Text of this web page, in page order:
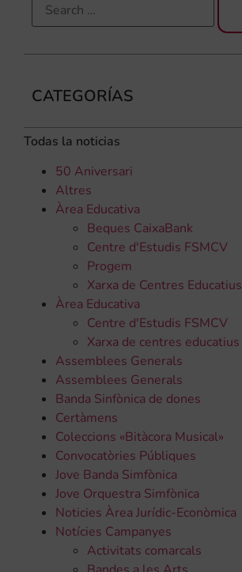
CATEGORÍAS
Todas la noticias
50 Aniversari
Altres
Àrea Educativa
Beques CaixaBank
Centre d'Estudis FSMCV
Progem
Xarxa de Centres Educatius
Àrea Educativa
Centre d'Estudis FSMCV
Xarxa de centres educatius
Assemblees Generals
Assemblees Generals
Banda Sinfònica de dones
Certàmens
Coleccions «Bitàcora Musical»
Convocatòries Públiques
Jove Banda Simfònica
Jove Orquestra Simfònica
Noticies Àrea Jurídic-Econòmica
Notícies Campanyes
Activitats comarcals